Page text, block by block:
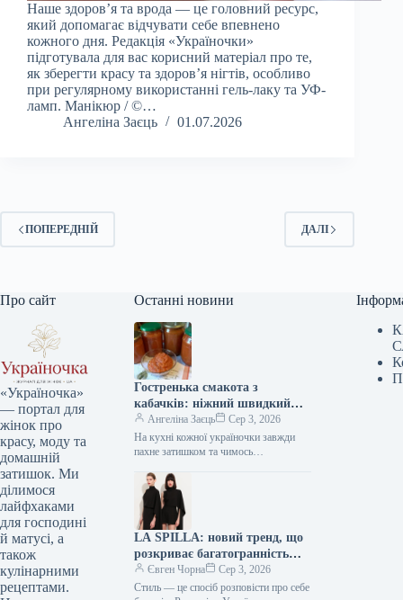
Наше здоров’я та врода — це головний ресурс,
який допомагає відчувати себе впевнено
кожного дня. Редакція «Україночки»
підготувала для вас корисний матеріал про те,
як зберегти красу та здоров’я нігтів, особливо
при регулярному використанні гель-лаку та УФ-
ламп. Манікюр / ©…
Ангеліна Заєць
01.07.2026
ПОПЕРЕДНІЙ ДАЛІ
Про сайт
«Україночка»
— портал для
жінок про
красу, моду та
домашній
затишок. Ми
ділимося
лайфхаками
для господині
й матусі, а
також
кулінарними
рецептами.
Останні новини
Гостренька смакота з
кабачків: ніжний швидкий
рецепт, гості будуть у захваті,
а це секрет приготування
Ангеліна Заєць
Сер 3, 2026
На кухні кожної україночки завжди
пахне затишком та чимось
знайшла для вас чудовий рецепт
гостренької закуски з…
LA SPILLA: новий тренд, що
розкриває багатогранність
вашого стилю.Must-have
сезону!
Євген Чорна
Сер 3, 2026
Стиль — це спосіб розповісти про себе